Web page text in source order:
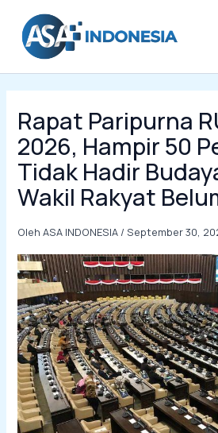
konten
Rapat Paripurna
2026, Hampir 50
Tidak Hadir
Wakil Rakyat
OlehASA INDONESIA /September 30,